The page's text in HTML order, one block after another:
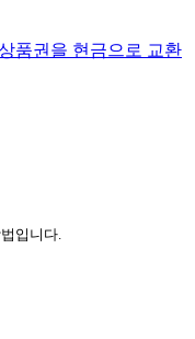
품권을 현금으로 교환
입니다.